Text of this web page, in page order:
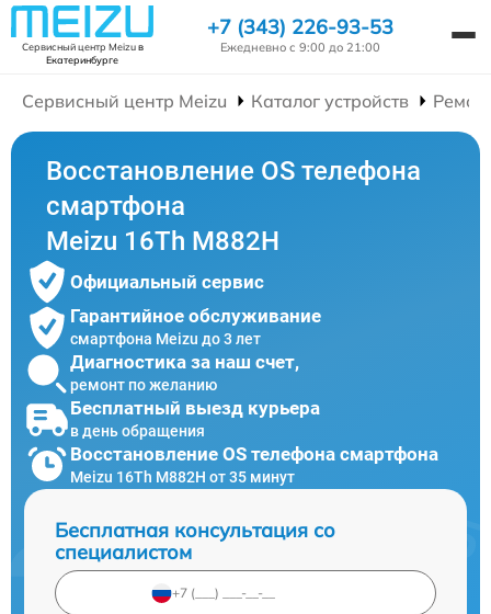
Сервисный центр Meizuв
Екатеринбурге
+7 (343) 226-93-53
Ежедневно с 9:00 до 21:00
Сервисный центр Meizu Каталог устройств
Восстановление OS телефона
смартфона
Meizu 16Th M882H
Официальный сервис
Гарантийное обслуживание
смартфона Meizu до 3 лет
Диагностика за наш счет,
ремонт по желанию
Бесплатный выезд курьера
в день обращения
Восстановление OS телефона смартфона
Meizu 16Th M882H от 35 минут
Бесплатная консультация со
специалистом